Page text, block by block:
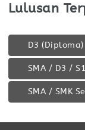
Lulusan
D3 (Diploma)
SMA / D3 / S1
SMA / SMK